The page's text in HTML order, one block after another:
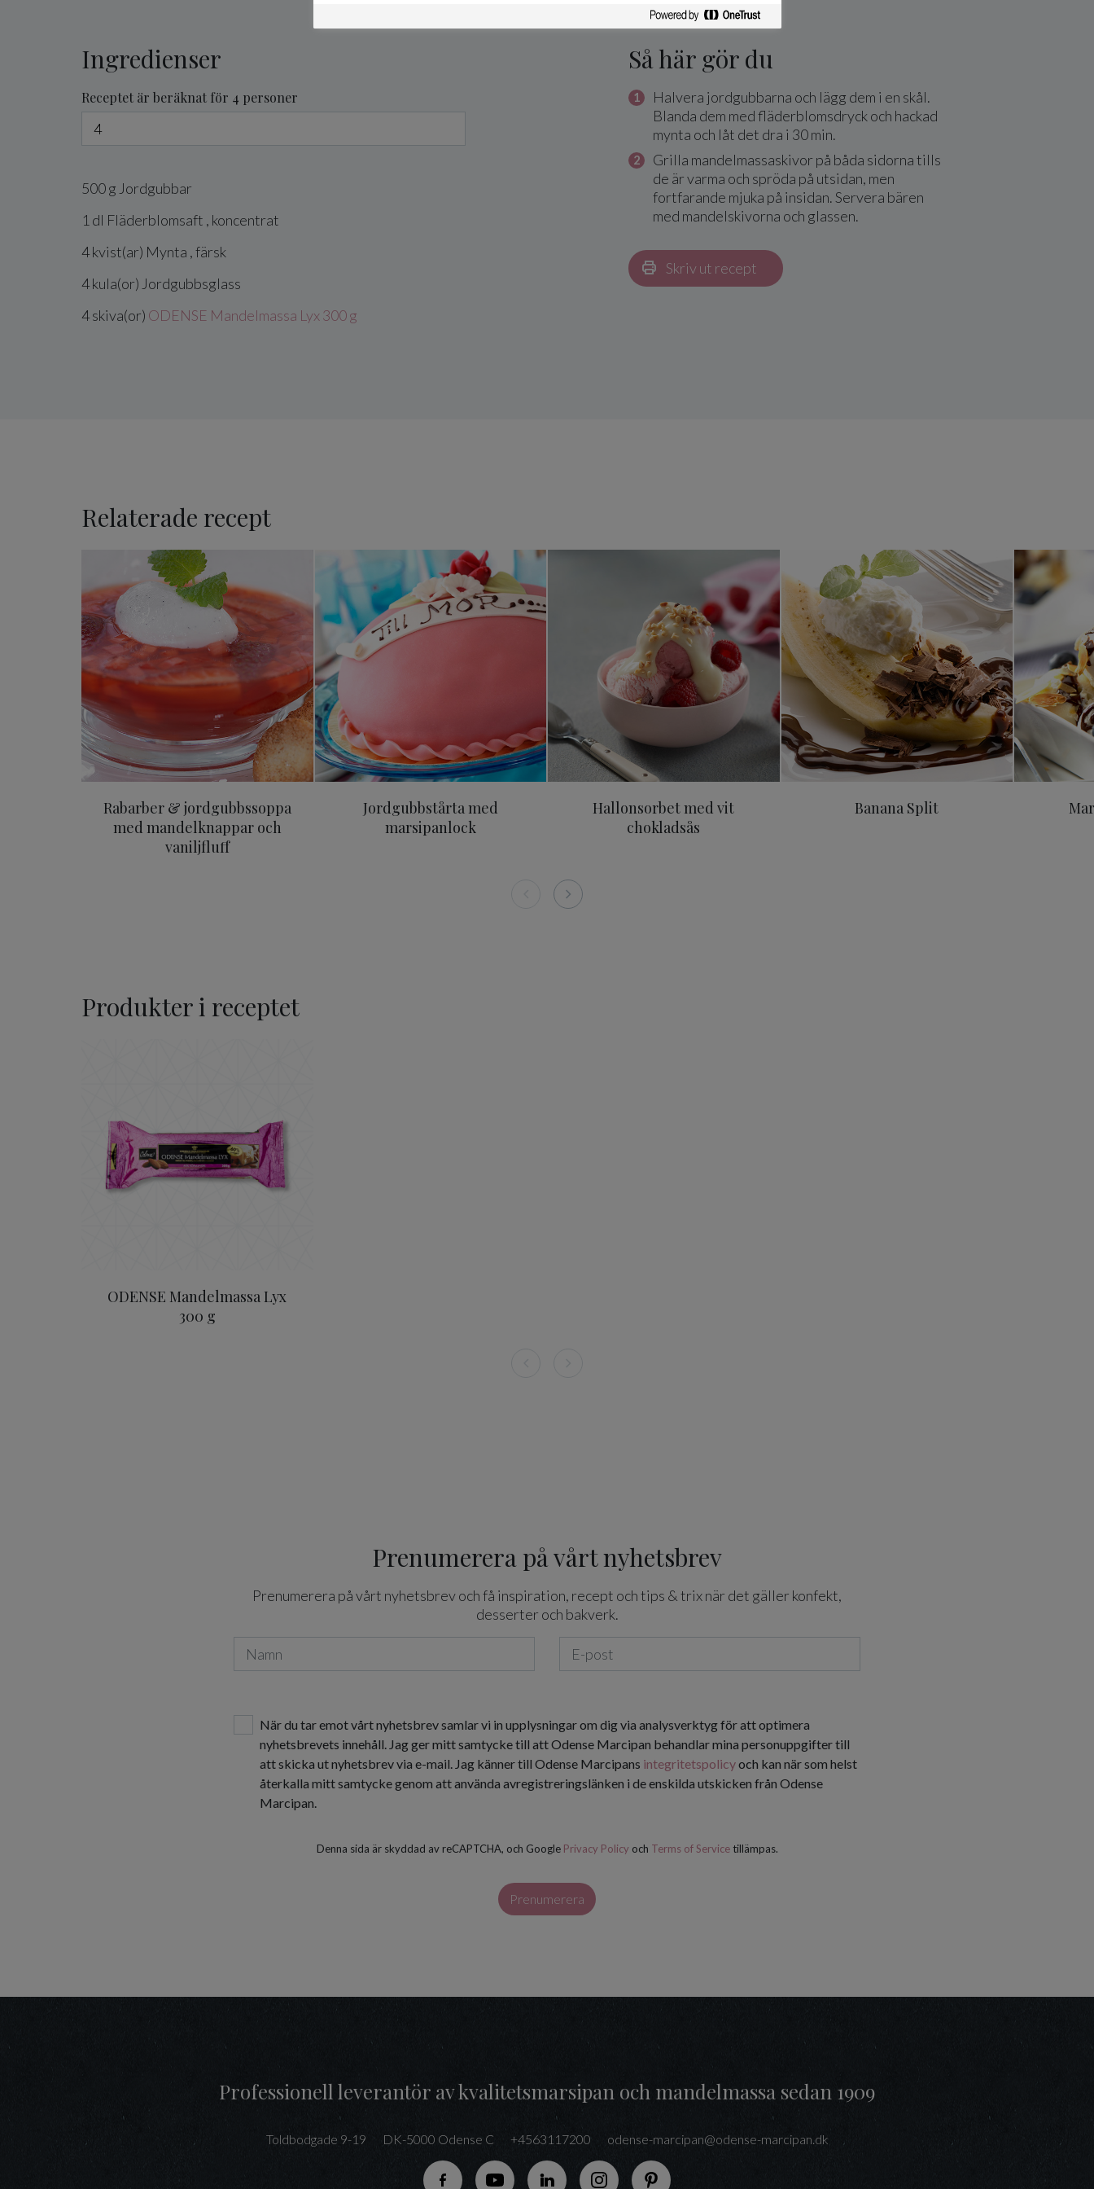
Ingredienser
Receptet är beräknat för 4 personer
500g Jordgubbar
1 dl Fläderblomsaft , koncentrat
4kvist(ar) Mynta , färsk
4kula(or) Jordgubbsglass
4skiva(or) ODENSE Mandelmassa Lyx 300 g
Så här gör du
Halvera jordgubbarna och lägg dem i en skål.
Blanda dem med fläderblomsdryck och hackad
mynta och låt det dra i 30 min.
Grilla mandelmassaskivor på båda sidorna tills
de är varma och spröda på utsidan, men
fortfarande mjuka på insidan. Servera bären
med mandelskivorna och glassen.
Skriv ut recept
Relaterade recept
Rabarber & jordgubbssoppa
med mandelknappar och
vaniljfluff
Rabarber & jordgubbssoppa med mandelknappar och vaniljfluff
Jordgubbstårta med
marsipanlock
Jordgubbstårta med marsipanlock
Hallonsorbet med vit
chokladsås
Hallonsorbet med vit chokladsås
Banana Split
Banana Split
Produkter i receptet
ODENSE Mandelmassa Lyx
300 g
Prenumerera på vårt nyhetsbrev
Prenumerera på vårt nyhetsbrev och få inspiration, recept och tips & trix när det gäller konfekt,
desserter och bakverk.
När du tar emot vårt nyhetsbrev samlar vi in upplysningar om dig via analysverktyg för att optimera
nyhetsbrevets innehåll. Jag ger mitt samtycke till att Odense Marcipan behandlar mina personuppgifter till
att skicka ut nyhetsbrev via e-mail. Jag känner till Odense Marcipans integritetspolicyoch kan när som helst
återkalla mitt samtycke genom att använda avregistreringslänken i de enskilda utskicken från Odense
Marcipan.
Denna sida är skyddad av reCAPTCHA, och Google Privacy Policy och Terms of Servicetillämpas.
Prenumerera
Professionell leverantör av kvalitetsmarsipan och mandelmassa sedan 1909
Toldbodgade 9-19 DK-5000 Odense C +4563117200 odense-marcipan@odense-marcipan.dk